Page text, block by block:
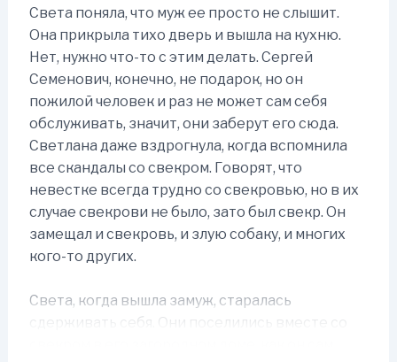
Света поняла, что муж ее просто не слышит.
Она прикрыла тихо дверь и вышла на кухню.
Нет, нужно что-то с этим делать. Сергей
Семенович, конечно, не подарок, но он
пожилой человек и раз не может сам себя
обслуживать, значит, они заберут его сюда.
Светлана даже вздрогнула, когда вспомнила
все скандалы со свекром. Говорят, что
невестке всегда трудно со свекровью, но в их
случае свекрови не было, зато был свекр. Он
замещал и свекровь, и злую собаку, и многих
кого-то других.
Света, когда вышла замуж, старалась
сдерживать себя. Они поселились вместе со